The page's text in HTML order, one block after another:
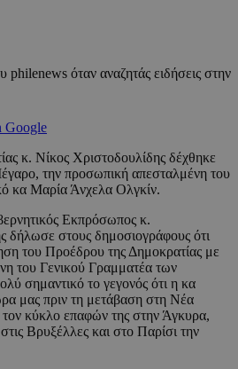
philenews όταν αναζητάς ειδήσεις στην
Google
κ. Νίκος Χριστοδουλίδης δέχθηκε
την προσωπική απεσταλμένη του
κα Μαρία Άνχελα Ολγκίν.
Εκπρόσωπος κ.
δήλωσε στους δημοσιογράφους ότι
του Προέδρου της Δημοκρατίας με
του Γενικού Γραμματέα των
σημαντικό το γεγονός ότι η κα
μας πριν τη μετάβαση στη Νέα
κύκλο επαφών της στην Άγκυρα,
Βρυξέλλες και στο Παρίσι την